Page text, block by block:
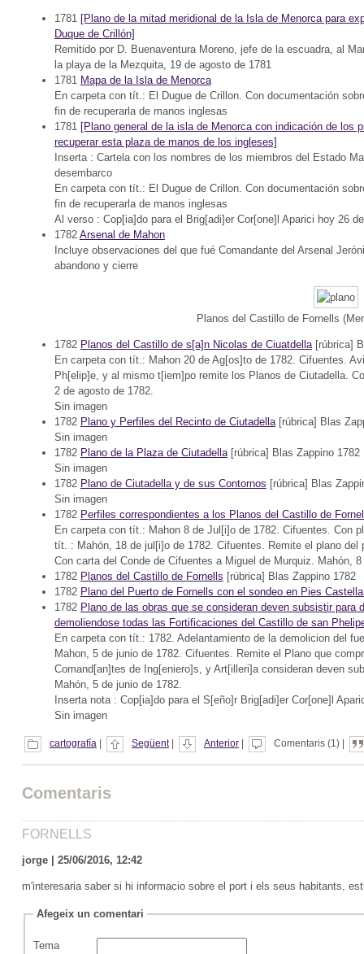
1781 [Plano de la mitad meridional de la Isla de Menorca para
Duque de Crillón]
Remitido por D. Buenaventura Moreno, jefe de la escuadra, al
la playa de la Mezquita, 19 de agosto de 1781
1781 Mapa de la Isla de Menorca
En carpeta con tít.: El Dugue de Crillon. Con documentación
fin de recuperarla de manos inglesas
1781 [Plano general de la isla de Menorca con indicación de los
recuperar esta plaza de manos de los ingleses]
Inserta : Cartela con los nombres de los miembros del Estado
desembarco
En carpeta con tít.: El Dugue de Crillon. Con documentación
fin de recuperarla de manos inglesas
Al verso : Cop[ia]do para el Brig[adi]er Cor[one]l Aparici hoy 26
1782 Arsenal de Mahon
Incluye observaciones del que fué Comandante del Arsenal
abandono y cierre
Planos del Castillo de Fornells
1782 Planos del Castillo de s[a]n Nicolas de Ciuatdella[rúbrica]
En carpeta con tít.: Mahon 20 de Ag[os]to de 1782. Cifuentes.
Ph[elip]e, y al mismo t[iem]po remite los Planos de Ciutadella.
2 de agosto de 1782.
Sin imagen
1782 Plano y Perfiles del Recinto de Ciutadella[rúbrica] Blas
Sin imagen
1782 Plano de la Plaza de Ciutadella[rúbrica] Blas Zappino 1782
Sin imagen
1782 Plano de Ciutadella y de sus Contornos [rúbrica] Blas
Sin imagen
1782 Perfiles correspondientes a los Planos del Castillo de
En carpeta con tít.: Mahon 8 de Jul[i]o de 1782. Cifuentes. Con
tít. : Mahón, 18 de jul[i]o de 1782. Cifuentes. Remite el plano
Con carta del Conde de Cifuentes a Miguel de Murquiz. Mahón,
1782 Planos del Castillo de Fornells [rúbrica] Blas Zappino 1782
1782 Plano del Puerto de Fornells con el sondeo en Pies
1782 Plano de las obras que se consideran deven subsistir
demoliendose todas las Fortificaciones del Castillo de san
En carpeta con tít.: 1782. Adelantamiento de la demolicion del
Mahon, 5 de junio de 1782. Cifuentes. Remite el Plano que
Comand[an]tes de Ing[eniero]s, y Art[illeri]a consideran deven
Mahón, 5 de junio de 1782.
Inserta nota : Cop[ia]do para el S[eño]r Brig[adi]er Cor[one]l
Sin imagen
cartografía Següent| Anterior| Comentaris (1) |
Comentaris
FORNELLS
jorge | 25/06/2016, 12:42
m'interesaria saber si hi informacio sobre el port i els seus habitants,
Afegeix un comentari
Tema